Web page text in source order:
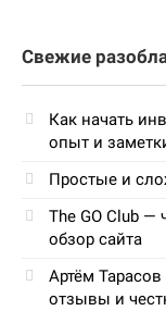
Свежие
Как начать
опыт и
Простые и
The GO Club —
обзор сайта
Артём
отзывы и